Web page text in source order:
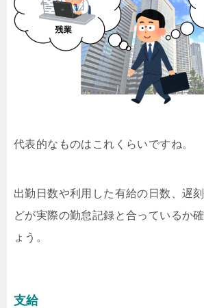
代表的なものはこれくらいですね。
出勤日数や利用した有給の日数、遅
どが実際の勤怠記録と合っているか
ょう。
支給